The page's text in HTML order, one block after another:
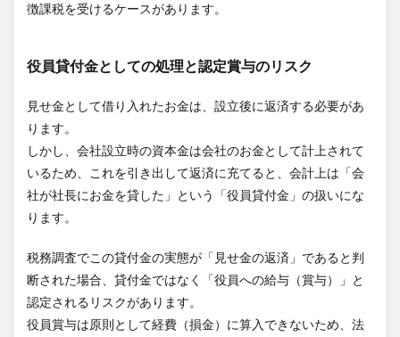
徴課税を受けるケースがあります。
役員貸付金としての処理と認定賞与のリスク
見せ金として借り入れたお金は、設立後に返済する必要があ
ります。
しかし、会社設立時の資本金は会社のお金として計上されて
いるため、これを引き出して返済に充てると、会計上は「会
社が社長にお金を貸した」という「役員貸付金」の扱いにな
ります。
税務調査でこの貸付金の実態が「見せ金の返済」であると判
断された場合、貸付金ではなく「役員への給与（賞与）」と
認定されるリスクがあります。
役員賞与は原則として経費（損金）に算入できないため、法